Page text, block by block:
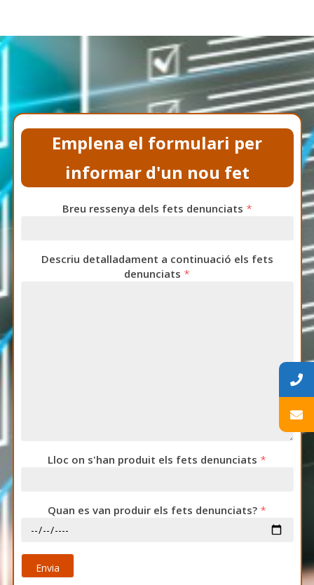
Emplena el formulari per
informar d'un nou fet
Breu ressenya dels fets denunciats *
Descriu detalladament a continuació els fets
denunciats *
Lloc on s'han produit els fets denunciats *
Quan es van produir els fets denunciats? *